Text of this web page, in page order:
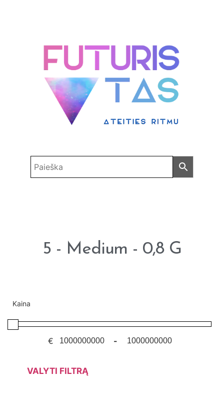
5 - Medium - 0,8 G
Kaina
€ -
VALYTI FILTRĄ